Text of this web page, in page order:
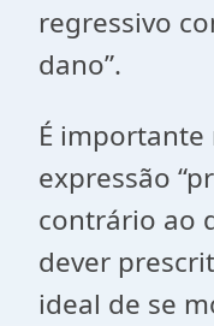
regressivo
dano”.
É importante
expressão
contrário ao
dever
ideal de se